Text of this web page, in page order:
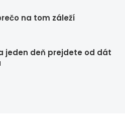
na tom záleží
jeden deň prejdete od dát